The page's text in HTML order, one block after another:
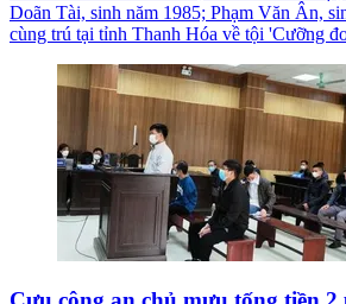
Doãn Tài, sinh năm 1985; Phạm Văn Ân,
cùng trú tại tỉnh Thanh Hóa về tội 'Cưỡng